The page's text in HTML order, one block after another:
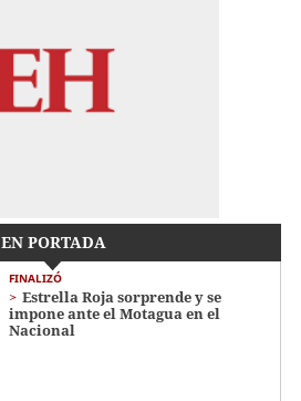
EN PORTADA
FINALIZÓ
Estrella Roja sorprende y se
impone ante el Motagua en el
Nacional